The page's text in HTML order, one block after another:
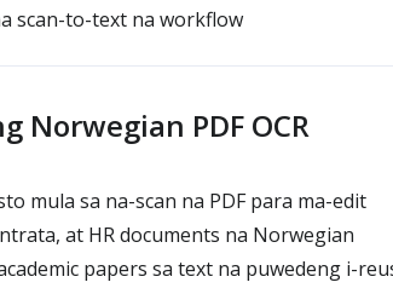
scan-to-text na workflow
Norwegian PDF OCR
mula sa na-scan na PDF para ma-edit
at HR documents na Norwegian
papers sa text na puwedeng i-